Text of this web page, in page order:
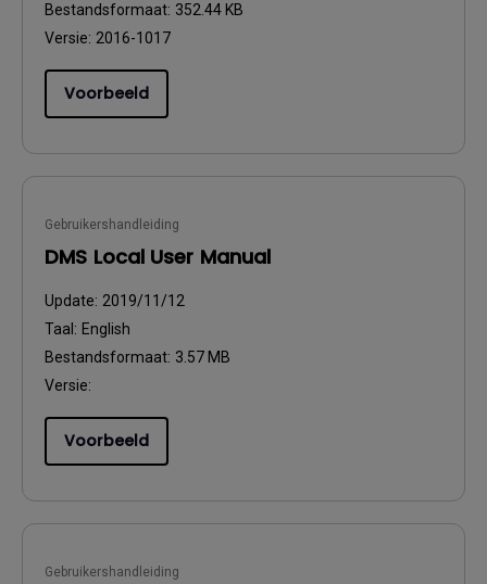
Bestandsformaat: 352.44 KB
Versie: 2016-1017
Voorbeeld
Gebruikershandleiding
DMS Local User Manual
Update: 2019/11/12
Taal: English
Bestandsformaat: 3.57 MB
Versie:
Voorbeeld
Gebruikershandleiding